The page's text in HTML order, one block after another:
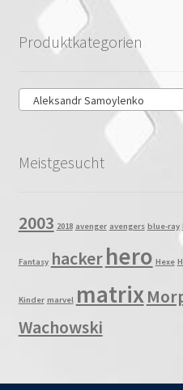
Produktkategorien
Aleksandr Samoylenko
Meistgesucht
2003 2018 avenger avengers blue-ray
Fantasy hackerhero Hexe
Kinder marvel matrix
Wachowski